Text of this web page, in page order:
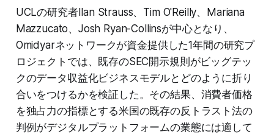
UCLの研究者Ilan Strauss、Tim O'Reilly、Mariana
Mazzucato、Josh Ryan-Collinsが中心となり、
Omidyarネットワークが資金提供した1年間の研究プ
ロジェクトでは、既存のSEC開示規則がビッグテッ
クのデータ収益化ビジネスモデルとどのように折り
合いをつけるかを検証した。その結果、消費者価格
を独占力の指標とする米国の既存の反トラスト法の
判例がデジタルプラットフォームの業態には適して